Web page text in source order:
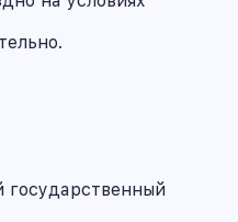
государственный